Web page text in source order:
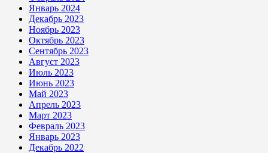
Январь 2024
Декабрь 2023
Ноябрь 2023
Октябрь 2023
Сентябрь 2023
Август 2023
Июль 2023
Июнь 2023
Май 2023
Апрель 2023
Март 2023
Февраль 2023
Январь 2023
Декабрь 2022